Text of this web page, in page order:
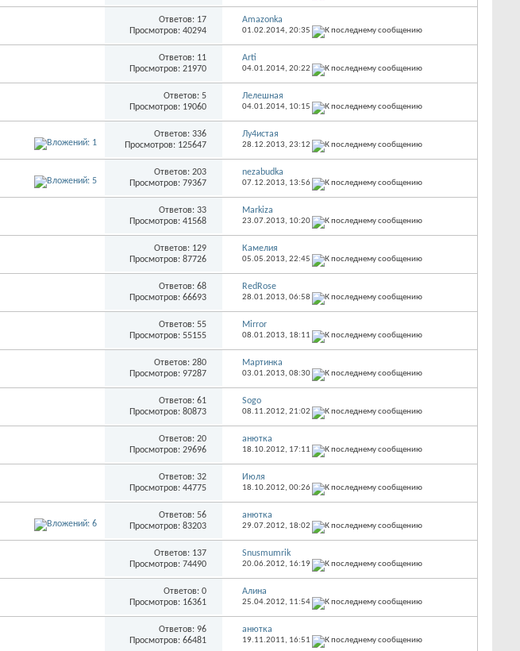
Ответов: 17
Просмотров: 40294
Amazonka
01.02.2014, 20:35
Ответов: 11
Просмотров: 21970
Arti
04.01.2014, 20:22
Ответов: 5
Просмотров: 19060
Лелешная
04.01.2014, 10:15
Ответов: 336
Просмотров: 125647
Лу4истая
28.12.2013, 23:12
Ответов: 203
Просмотров: 79367
nezabudka
07.12.2013, 13:56
Ответов: 33
Просмотров: 41568
Markiza
23.07.2013, 10:20
Ответов: 129
Просмотров: 87726
Камелия
05.05.2013, 22:45
Ответов: 68
Просмотров: 66693
RedRose
28.01.2013, 06:58
Ответов: 55
Просмотров: 55155
Mirror
08.01.2013, 18:11
Ответов: 280
Просмотров: 97287
Мартинка
03.01.2013, 08:30
Ответов: 61
Просмотров: 80873
Sogo
08.11.2012, 21:02
Ответов: 20
Просмотров: 29696
анютка
18.10.2012, 17:11
Ответов: 32
Просмотров: 44775
Июля
18.10.2012, 00:26
Ответов: 56
Просмотров: 83203
анютка
29.07.2012, 18:02
Ответов: 137
Просмотров: 74490
Snusmumrik
20.06.2012, 16:19
Ответов: 0
Просмотров: 16361
Алина
25.04.2012, 11:54
Ответов: 96
Просмотров: 66481
анютка
19.11.2011, 16:51